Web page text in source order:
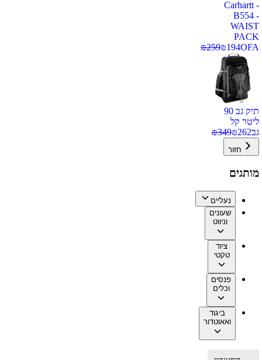
Carhartt -
B554 -
WAIST
PACK
OFA
₪194
₪259
תיק גב 90
ליטר קל
גב
₪262
₪349
חזור
מותגים
נעליים
שעונים
וניווט
ציוד
טקטי
פנסים
וכלים
ביגוד
ואאוטדור